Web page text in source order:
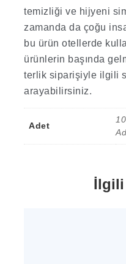
temizliği ve hijyeni
zamanda da çoğu
bu ürün otellerde
ürünlerin başında
terlik siparişiyle ilgili
arayabilirsiniz.
Adet
İlgili